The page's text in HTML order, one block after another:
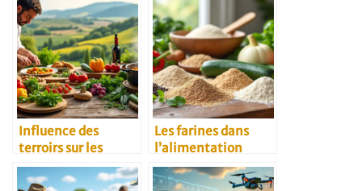
Influence des
terroirs sur les
recettes
traditionnelles
Les farines dans
l’alimentation
végétarienne